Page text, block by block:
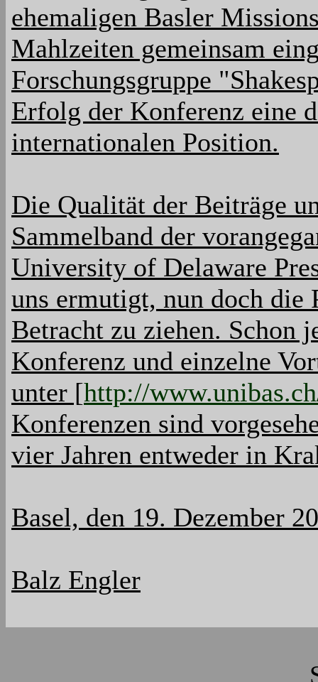
ehemaligen Basler
Mahlzeiten gemeinsam
Forschungsgruppe
Erfolg der Konferenz eine
internationalen Position.
Die Qualität der Beiträge
Sammelband der
University of Delaware
uns ermutigt, nun doch
Betracht zu ziehen. Schon
Konferenz und einzelne
unter [http://
Konferenzen sind
vier Jahren entweder in
Basel, den 19. Dezember
Balz Engler